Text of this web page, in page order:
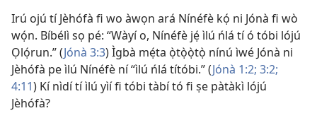
Irú ojú tí Jèhófà fi wo àwọn ará Nínéfè kọ́ ni Jónà fi wò
wọ́n. Bíbélì sọ pé: “Wàyí o, Nínéfè jẹ́ ìlú ńlá tí ó tóbi lójú
Ọlọ́run.” (Jónà 3:3) Ìgbà mẹ́ta ọ̀tọ̀ọ̀tọ̀ nínú ìwé Jónà ni
Jèhófà pe ìlú Nínéfè ní “ìlú ńlá títóbi.” (Jónà 1:2; 3:2;
4:11) Kí nìdí tí ìlú yìí fi tóbi tàbí tó fi ṣe pàtàkì lójú
Jèhófà?